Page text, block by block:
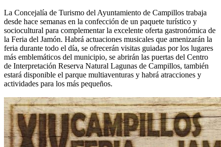
La Concejalía de Turismo del Ayuntamiento de Campillos trabaja
desde hace semanas en la confección de un paquete turístico y
sociocultural para complementar la excelente oferta gastronómica de
la Feria del Jamón. Habrá actuaciones musicales que amenizarán la
feria durante todo el día, se ofrecerán visitas guiadas por los lugares
más emblemáticos del municipio, se abrirán las puertas del Centro
de Interpretación Reserva Natural Lagunas de Campillos, también
estará disponible el parque multiaventuras y habrá atracciones y
actividades para los más pequeños.